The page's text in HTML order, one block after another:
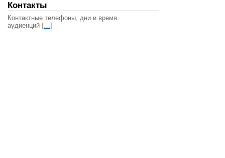
Контакты
Контактные телефоны, дни и время
аудиенций […]